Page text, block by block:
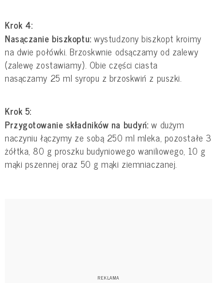
Krok 4:
Nasączanie biszkoptu: wystudzony biszkopt kroimy
na dwie połówki. Brzoskwnie odsączamy od zalewy
(zalewę zostawiamy). Obie części ciasta
nasączamy 25 ml syropu z brzoskwiń z puszki.
Krok 5:
Przygotowanie składników na budyń: w dużym
naczyniu łączymy ze sobą 250 ml mleka, pozostałe 3
żółtka, 80 g proszku budyniowego waniliowego, 10 g
mąki pszennej oraz 50 g mąki ziemniaczanej.